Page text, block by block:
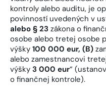
kontroly alebo auditu, je
povinností uvedených v
alebo § 23 zákona o
osobe alebo tretej osobe
výšky 100 000 eur, (B)
alebo zamestnancovi
výšky 3 000 eur“
o finančnej kontrole).